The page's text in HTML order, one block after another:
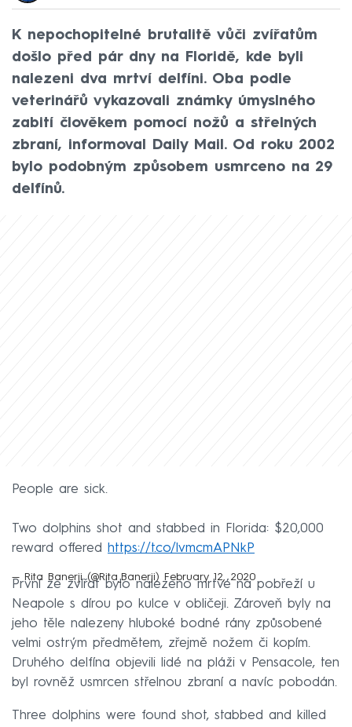
K nepochopitelné brutalitě vůči zvířatům
došlo před pár dny na Floridě, kde byli
nalezeni dva mrtví delfíni. Oba podle
veterinářů vykazovali známky úmyslného
zabití člověkem pomocí nožů a střelných
zbraní, informoval Daily Mail. Od roku 2002
bylo podobným způsobem usmrceno na 29
delfínů.
People are sick.
Two dolphins shot and stabbed in Florida: $20,000
reward offered
https://t.co/lvmcmAPNkP
— Rita Banerji (@Rita_Banerji) February 12, 2020
První ze zvířat bylo nalezeno mrtvé na pobřeží u
Neapole s dírou po kulce v obličeji. Zároveň byly na
jeho těle nalezeny hluboké bodné rány způsobené
velmi ostrým předmětem, zřejmě nožem či kopím.
Druhého delfína objevili lidé na pláži v Pensacole, ten
byl rovněž usmrcen střelnou zbraní a navíc pobodán.
Three dolphins were found shot, stabbed and killed